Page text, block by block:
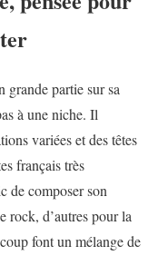
grande partie sur sa
à une niche. Il
variées et des têtes
français très
de composer son
rock, d’autres pour la
font un mélange de